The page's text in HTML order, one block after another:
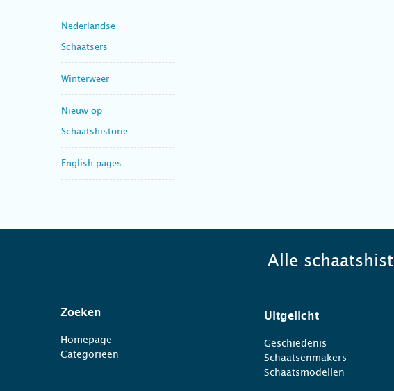
Nederlandse
Schaatsers
Winterweer
Nieuw op
Schaatshistorie
English pages
Alle
Zoeken
Homepage
Categorieën
Uitgelicht
Geschiedenis
Schaatsenmakers
Schaatsmodellen